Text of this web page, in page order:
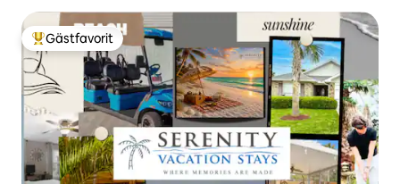
Populär gästfavorit
Gästfavorit